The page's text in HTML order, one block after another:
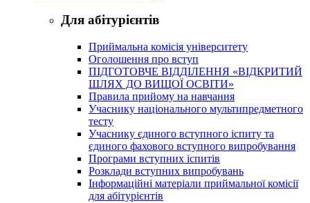
Для абітурієнтів
Приймальна комісія університету
Оголошення про вступ
ПІДГОТОВЧЕ ВІДДІЛЕННЯ «ВІДКРИТИЙ
ШЛЯХ ДО ВИЩОЇ ОСВІТИ»
Правила прийому на навчання
Учаснику національного мультипредметного
тесту
Учаснику єдиного вступного іспиту та
єдиного фахового вступного випробування
Програми вступних іспитів
Розклади вступних випробувань
Інформаційні матеріали приймальної комісії
для абітурієнтів